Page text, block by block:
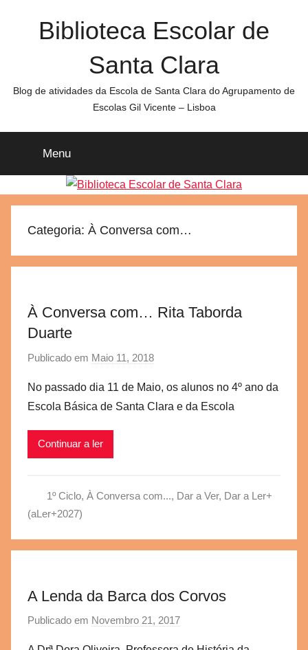
Biblioteca Escolar de
Santa Clara
Blog de atividades da Escola de Santa Clara do Agrupamento de
Escolas Gil Vicente – Lisboa
Menu
Categoria: À Conversa com…
À Conversa com… Rita Taborda
Duarte
Publicado em Maio 11, 2018
r
a
s
No passado dia 11 de Maio, os alunos no 4º ano da
Escola Básica de Santa Clara e da Escola
Continuar a ler
1º Ciclo, À Conversa com..., Dar a Ver, Dar a Ler+
(aLer+2027)
A Lenda da Barca dos Corvos
Publicado em Novembro 21, 2017